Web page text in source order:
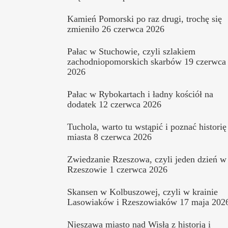
Kamień Pomorski po raz drugi, trochę się
zmieniło 26 czerwca 2026
Pałac w Stuchowie, czyli szlakiem
zachodniopomorskich skarbów 19 czerwca
2026
Pałac w Rybokartach i ładny kościół na
dodatek 12 czerwca 2026
Tuchola, warto tu wstąpić i poznać historię
miasta 8 czerwca 2026
Zwiedzanie Rzeszowa, czyli jeden dzień w
Rzeszowie 1 czerwca 2026
Skansen w Kolbuszowej, czyli w krainie
Lasowiaków i Rzeszowiaków 17 maja
Nieszawa miasto nad Wisłą z historią i